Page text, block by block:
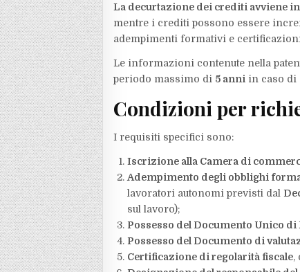
La decurtazione dei crediti avviene
mentre i crediti possono essere
adempimenti formativi e
Le informazioni contenute nella
periodo massimo di 5 anni in caso di
Condizioni per
I requisiti specifici sono:
Iscrizione alla Camera di
Adempimento degli obblighi
lavoratori autonomi previsti dal
sul lavoro);
Possesso del Documento Unico
Possesso del Documento di
Certificazione di regolarità fiscale,